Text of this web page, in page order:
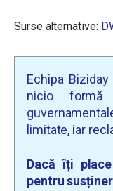
Surse alternative:
Echipa
nicio
limitate, iar
Dacă îți
pentru